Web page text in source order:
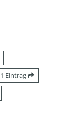
1 Eintrag